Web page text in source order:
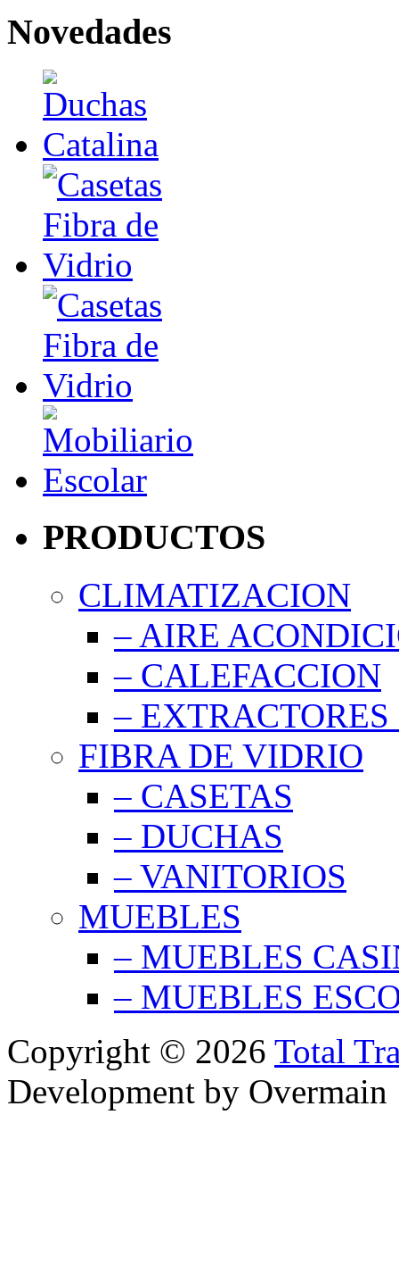
Novedades
PRODUCTOS
CLIMATIZACION
– AIRE
– CALEFACCION
–
FIBRA DE VIDRIO
– CASETAS
– DUCHAS
– VANITORIOS
MUEBLES
– MUEBLES
– MUEBLES
Copyright © 2026 Total
Development by Overmain